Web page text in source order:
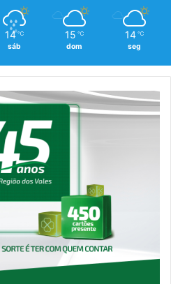
14 ℃
sáb
15 ℃
dom
14 ℃
seg